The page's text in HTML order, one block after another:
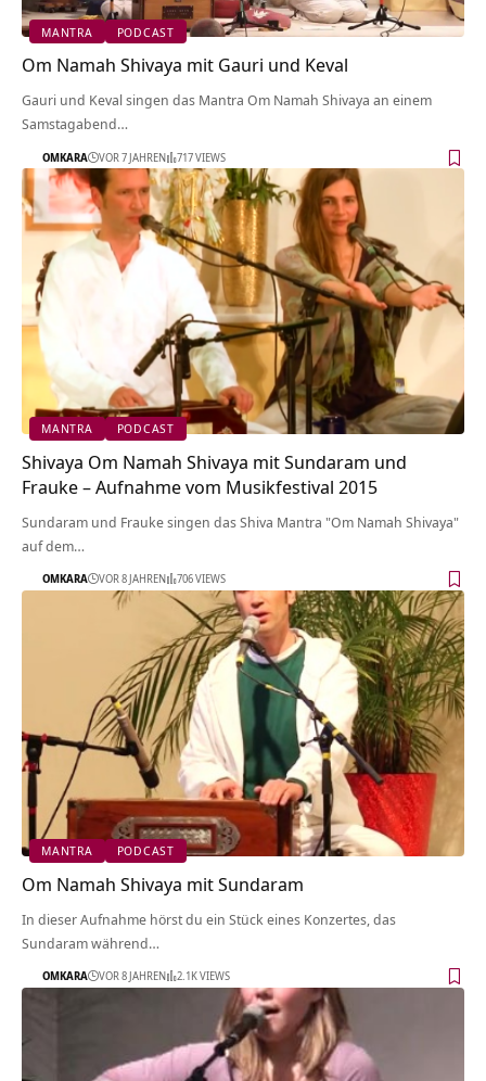
MANTRA PODCAST
Om Namah Shivaya mit Gauri und Keval
Gauri und Keval singen das Mantra Om Namah Shivaya an einem
Samstagabend…
OMKARA VOR 7 JAHREN 717 VIEWS
MANTRA PODCAST
Shivaya Om Namah Shivaya mit Sundaram und
Frauke – Aufnahme vom Musikfestival 2015
Sundaram und Frauke singen das Shiva Mantra "Om Namah Shivaya"
auf dem…
OMKARA VOR 8 JAHREN 706 VIEWS
MANTRA PODCAST
Om Namah Shivaya mit Sundaram
In dieser Aufnahme hörst du ein Stück eines Konzertes, das
Sundaram während…
OMKARA VOR 8 JAHREN 2.1K VIEWS